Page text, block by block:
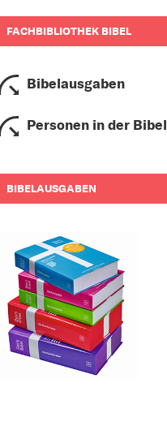
FACHBIBLIOTHEK BIBEL
Bibelausgaben
Personen in der Bibel
BIBELAUSGABEN